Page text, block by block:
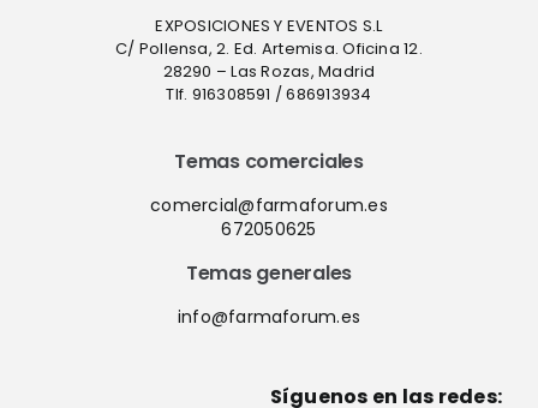
EXPOSICIONES Y EVENTOS S.L
C/ Pollensa, 2. Ed. Artemisa. Oficina 12.
28290 – Las Rozas, Madrid
Tlf. 916308591 / 686913934
Temas comerciales
comercial@farmaforum.es
672050625
Temas generales
info@farmaforum.es
Síguenos en las redes: